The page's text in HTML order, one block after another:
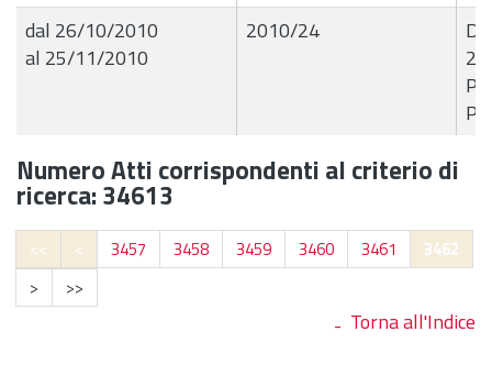
dal 26/10/2010
al 25/11/2010
2010/24
Numero Atti corrispondenti al criterio di
ricerca: 34613
<< < 3457 3458 3459 3460 3461
3462
>
>>
Torna all'Indice